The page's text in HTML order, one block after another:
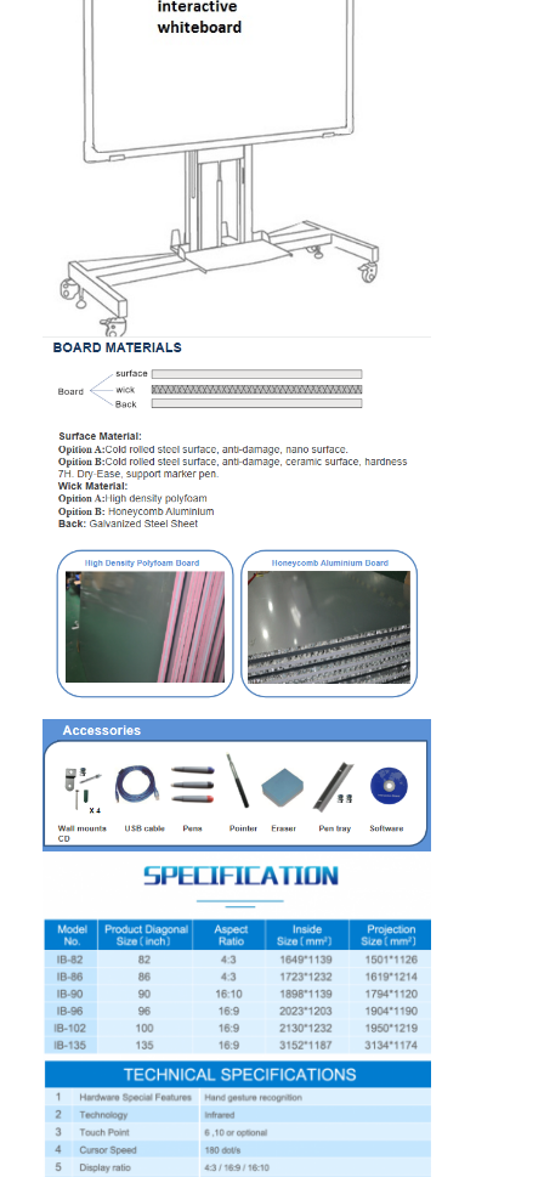
Nhà
Sản phẩm
Video
Hướng dẫn VR
Tham quan nhà máy
Kiểm soát chất lượng
Liên hệ chúng tôi
Tin tức
Tất cả các trường hợp
Blog
nói chuyện ngay.